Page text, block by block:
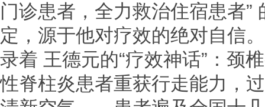
门诊患者，全力救治住宿患者”
定，源于他对疗效的绝对自信
录着 王德元的“疗效神话”：颈
性脊柱炎患者重获行走能力，